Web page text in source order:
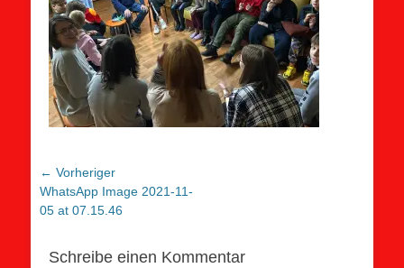
Beitragsnavigation
← Vorheriger
Vorheriger
Beitrag:
WhatsApp Image 2021-11-
05 at 07.15.46
Schreibe einen Kommentar